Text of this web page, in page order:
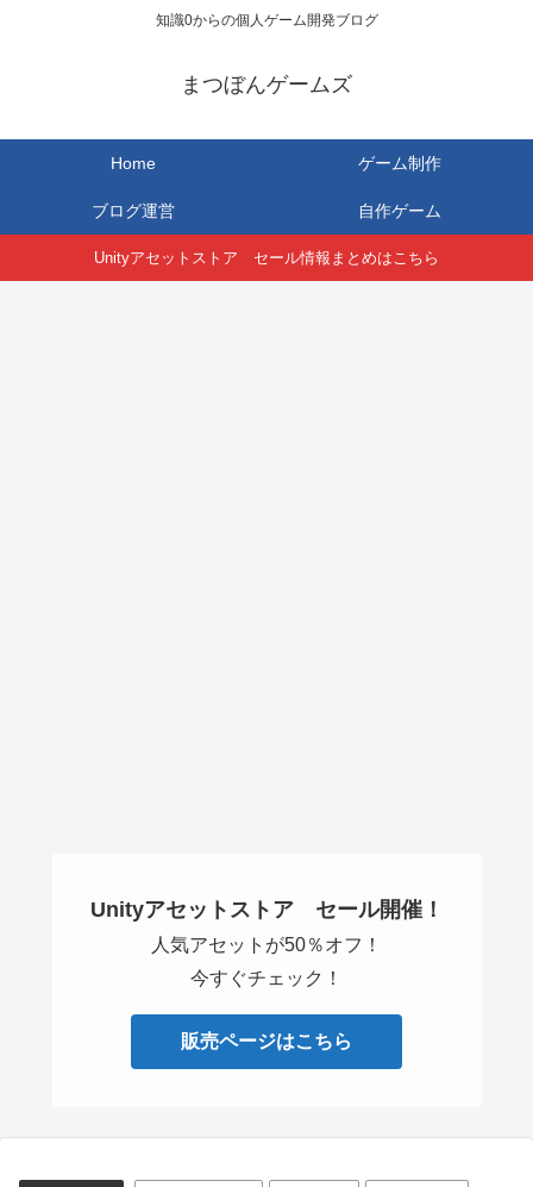
知識0からの個人ゲーム開発ブログ
まつぼんゲームズ
Home ゲーム制作
ブログ運営 自作ゲーム
Unityアセットストア セール情報まとめはこちら
Unityアセットストア セール開催！
人気アセットが50％オフ！
今すぐチェック！
販売ページはこちら